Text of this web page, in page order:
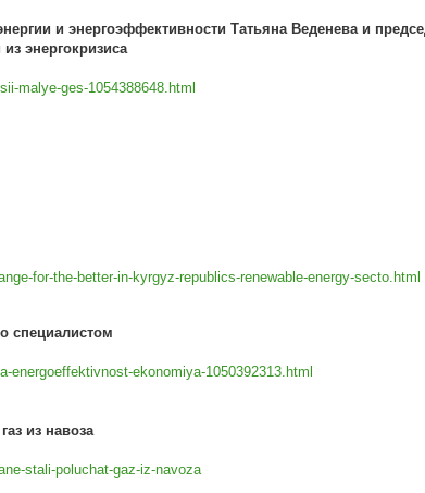
и энергоэффективности Татьяна Веденева и
энергокризиса
malye-ges-1054388648.html
for-the-better-in-kyrgyz-republics-renewable-energy-secto.html
специалистом
energoeffektivnost-ekonomiya-1050392313.html
из навоза
stali-poluchat-gaz-iz-navoza